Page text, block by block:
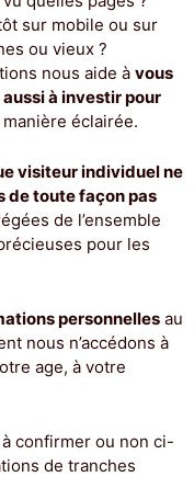
sur mobile ou sur
ou vieux ?
nous aide à vous
à investir pour
manière éclairée.
visiteur individuel ne
de toute façon pas
de l’ensemble
pour les
personnelles au
nous n’accédons à
age, à votre
confirmer ou non ci-
de tranches